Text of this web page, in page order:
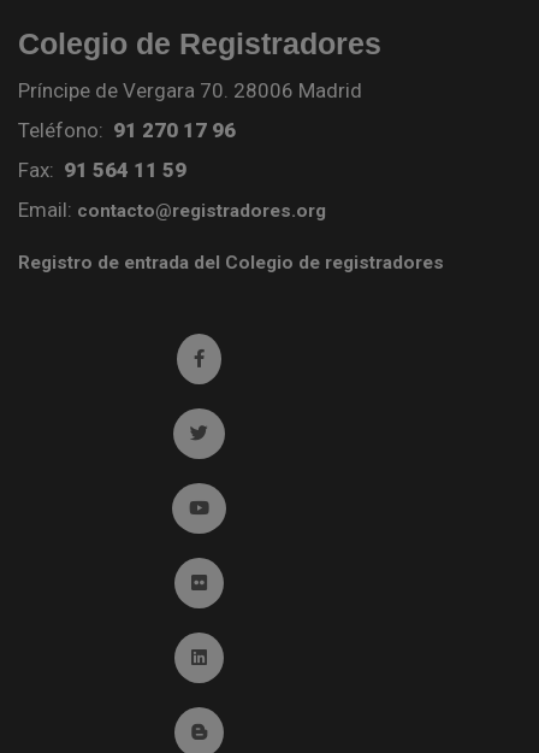
Colegio de Registradores
Príncipe de Vergara 70. 28006 Madrid
Teléfono: 91 270 17 96
Fax: 91 564 11 59
Email: contacto@registradores.org
Registro de entrada del Colegio de registradores
Ir a facebook (abre en ventana nueva)
Ir a twitter (abre en ventana nueva)
Ir a YouTube (abre en ventana nueva)
Ir a Flickr (abre en ventana nueva)
Ir a Linkedin (abre en ventana nueva)
Ir al Blog (abre en ventana nueva)